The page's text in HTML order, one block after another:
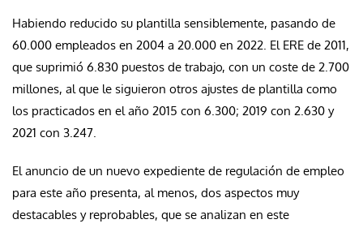
Habiendo reducido su plantilla sensiblemente, pasando de
60.000 empleados en 2004 a 20.000 en 2022. El ERE de 2011,
que suprimió 6.830 puestos de trabajo, con un coste de 2.700
millones, al que le siguieron otros ajustes de plantilla como
los practicados en el año 2015 con 6.300; 2019 con 2.630 y
2021 con 3.247.
El anuncio de un nuevo expediente de regulación de empleo
para este año presenta, al menos, dos aspectos muy
destacables y reprobables, que se analizan en este